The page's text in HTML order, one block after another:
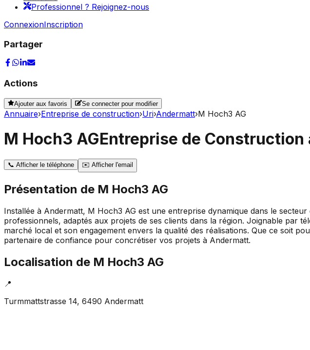
Professionnel ? Rejoignez-nous
ConnexionInscription
Partager
Actions
Ajouter aux favoris Se connecter pour modifier
Annuaire›Entreprise de construction›Uri›Andermatt›M Hoch3 AG
M Hoch3 AGEntreprise de
📞 Afficher le téléphone ✉️ Afficher l'email
Présentation de M Hoch3 AG
Installée à Andermatt, M Hoch3 AG est une entreprise dynamique dans le
professionnels, adaptés aux projets de ses clients dans la région. Joignable par
marché local et son engagement envers la qualité des réalisations. Que ce soit
partenaire de confiance pour concrétiser vos projets à Andermatt.
Localisation de M Hoch3 AG
📍
Turmmattstrasse 14, 6490 Andermatt